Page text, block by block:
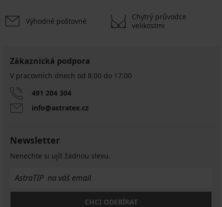
Výhodné poštovné
Chytrý průvodce
velikostmi
Zákaznická podpora
V pracovních dnech od 8:00 do 17:00
491 204 304
info@astratex.cz
Newsletter
Nenechte si ujít žádnou slevu.
CHCI ODEBÍRAT